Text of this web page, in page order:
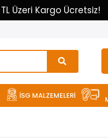
Üzeri Kargo Ücretsiz!
İSG MALZEMELERİ